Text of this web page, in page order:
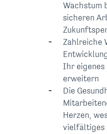
Wachstum
sicheren
Zahlreiche
Ihr eigenes
erweitern
Die
Herzen,
vielfältiges